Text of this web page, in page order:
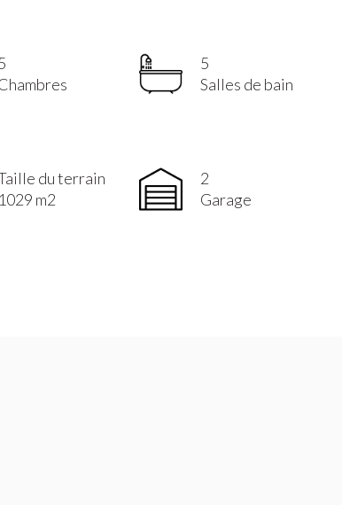
5
Salles de bain
du terrain
1029 m2
2
Garage